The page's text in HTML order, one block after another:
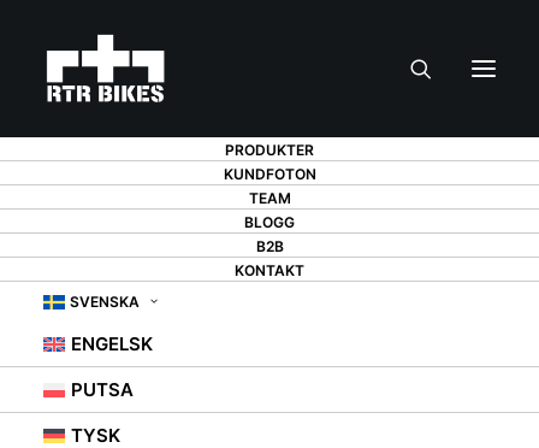
PRODUKTER
KUNDFOTON
TEAM
BLOGG
B2B
KONTAKT
SVENSKA
ENGELSK
PUTSA
TYSK
HUR FÖRVARAR DU
DIN CYKEL PÅ
VINTERN?